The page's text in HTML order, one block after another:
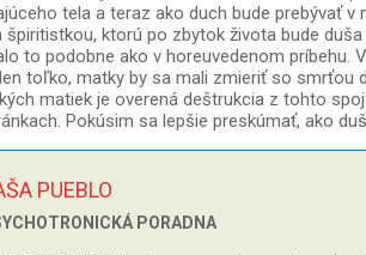
tela a teraz ako duch bude prebývať
ktorú po zbytok života bude
to podobne ako v horeuvedenom
toľko, matky by sa mali zmieriť so smrťou
matiek je overená deštrukcia z tohto
Pokúsim sa lepšie preskúmať, ako
PUEBLO
PORADNA